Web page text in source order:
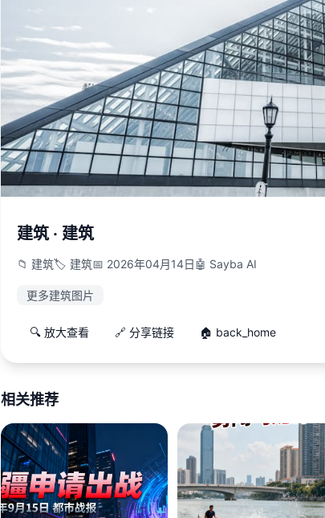
建筑 · 建筑
📁 建筑🏷️ 建筑📅 2026年04月14日🤖 Sayba AI
更多建筑图片
🔍 放大查看 🔗 分享链接 🏠 back_home
相关推荐